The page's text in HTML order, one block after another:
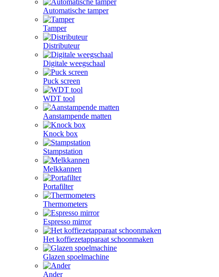
Automatische tamper
Tamper
Distributeur
Digitale weegschaal
Puck screen
WDT tool
Aanstampende matten
Knock box
Stampstation
Melkkannen
Portafilter
Thermometers
Espresso mirror
Het koffiezetapparaat schoonmaken
Glazen spoelmachine
Ander